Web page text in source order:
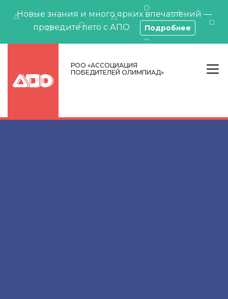
Новые знания и много ярких впечатлений —
проведите лето с АПО
Подробнее
РОО «АССОЦИАЦИЯ
ПОБЕДИТЕЛЕЙ ОЛИМПИАД»